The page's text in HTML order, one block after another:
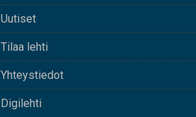
Uutiset
Tilaa lehti
Yhteystiedot
Digilehti